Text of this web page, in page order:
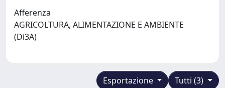
Afferenza
AGRICOLTURA, ALIMENTAZIONE E AMBIENTE
(Di3A)
Tutti (3)
Esportazione